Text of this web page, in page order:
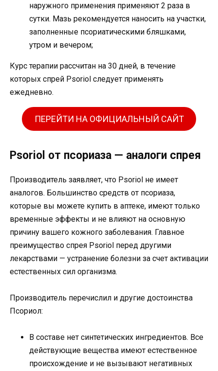
наружного применения применяют 2 раза в
сутки. Мазь рекомендуется наносить на участки,
заполненные псориатическими бляшками,
утром и вечером;
Курс терапии рассчитан на 30 дней, в течение
которых спрей Psoriol следует применять
ежедневно.
ПЕРЕЙТИ НА ОФИЦИАЛЬНЫЙ САЙТ
Psoriol от псориаза — аналоги спрея
Производитель заявляет, что Psoriol не имеет
аналогов. Большинство средств от псориаза,
которые вы можете купить в аптеке, имеют только
временные эффекты и не влияют на основную
причину вашего кожного заболевания. Главное
преимущество спрея Psoriol перед другими
лекарствами — устранение болезни за счет активации
естественных сил организма.
Производитель перечислил и другие достоинства
Псориол:
В составе нет синтетических ингредиентов. Все
действующие вещества имеют естественное
происхождение и не вызывают негативных